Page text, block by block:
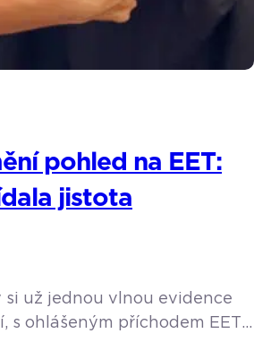
pohled na EET:
jistota
si už jednou vlnou evidence
s ohlášeným příchodem EET